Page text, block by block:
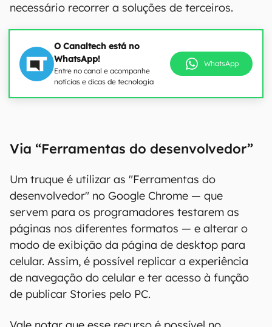
necessário recorrer a soluções de terceiros.
O Canaltech está no
WhatsApp!
Entre no canal e acompanhe
notícias e dicas de tecnologia
WhatsApp
Via “Ferramentas do desenvolvedor”
Um truque é utilizar as "Ferramentas do
desenvolvedor" no Google Chrome — que
servem para os programadores testarem as
páginas nos diferentes formatos — e alterar o
modo de exibição da página de desktop para
celular. Assim, é possível replicar a experiência
de navegação do celular e ter acesso à função
de publicar Stories pelo PC.